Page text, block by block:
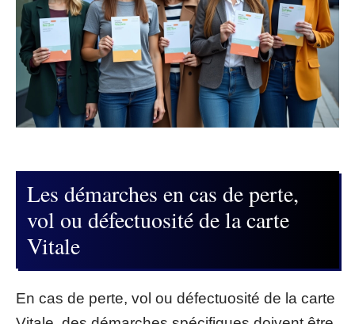
Les démarches en cas de perte,
vol ou défectuosité de la carte
Vitale
En cas de perte, vol ou défectuosité de la carte